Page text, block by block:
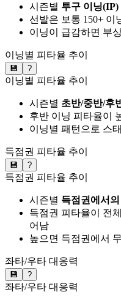
시즌별 투구 이닝(IP)
선발은 보통 150+ 이
이닝이 급감하면 부
이닝별 피타율 추이
💾 ?
이닝별 피타율 추이
시즌별 초반/중반/후
후반 이닝 피타율이
이닝별 패턴으로 스
득점권 피타율 추이
💾 ?
득점권 피타율 추이
시즌별 득점권에서
득점권 피타율이 전
어남
높으면 득점권에서
좌타/우타 대응력
💾 ?
좌타/우타 대응력